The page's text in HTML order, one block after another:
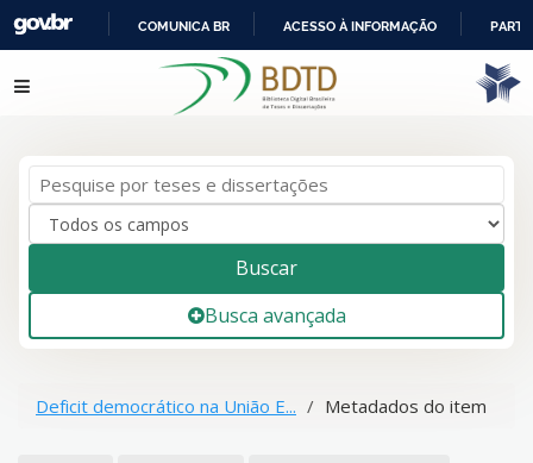
IR
PARA
COMUNICA BR ACESSO À INFORMAÇÃO
Pular para o conteúdo
Buscar
Busca avançada
Deficit democrático na União E... Metadados do item